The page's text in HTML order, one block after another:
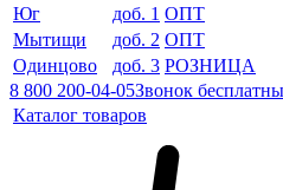
Юг
доб. 1 ОПТ
Мытищи
доб. 2 ОПТ
Одинцово
доб. 3 РОЗНИЦА
8 800 200-04-05Звонок
Каталог товаров